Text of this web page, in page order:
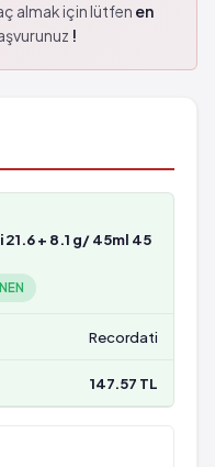
almak için lütfen en
!
+ 8.1 g/ 45ml 45
Recordati
147.57 TL